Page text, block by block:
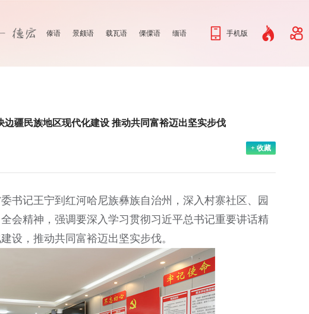
傣语 景颇语 载瓦语 傈僳语 缅语 手机版
疆民族地区现代化建设 推动共同富裕迈出坚实步伐
+ 收藏
书记王宁到红河哈尼族彝族自治州，深入村寨社区、园
会精神，强调要深入学习贯彻习近平总书记重要讲话精
设，推动共同富裕迈出坚实步伐。